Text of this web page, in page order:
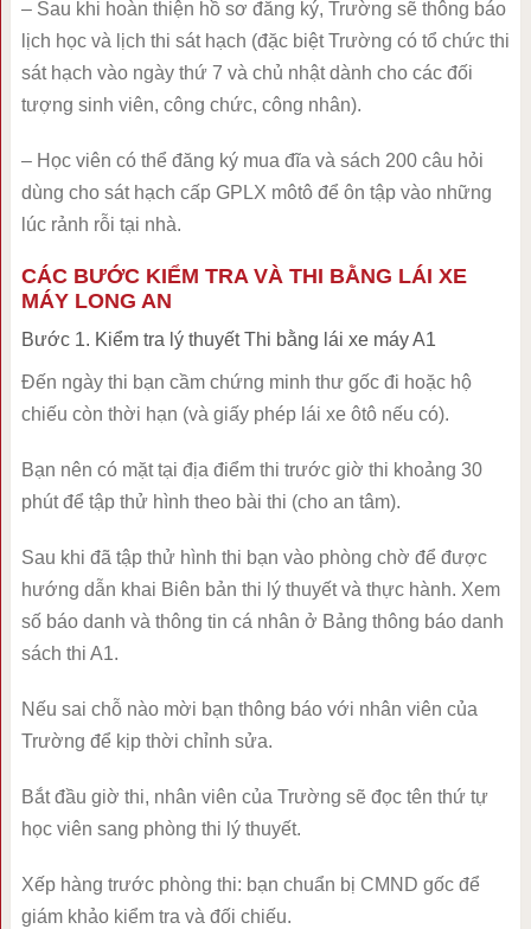
– Sau khi hoàn thiện hồ sơ đăng ký, Trường sẽ thông báo
lịch học và lịch thi sát hạch (đặc biệt Trường có tổ chức thi
sát hạch vào ngày thứ 7 và chủ nhật dành cho các đối
tượng sinh viên, công chức, công nhân).
– Học viên có thể đăng ký mua đĩa và sách 200 câu hỏi
dùng cho sát hạch cấp GPLX môtô để ôn tập vào những
lúc rảnh rỗi tại nhà.
CÁC BƯỚC KIỂM TRA VÀ THI BẰNG LÁI XE
MÁY LONG AN
Bước 1. Kiểm tra lý thuyết Thi bằng lái xe máy A1
Đến ngày thi bạn cầm chứng minh thư gốc đi hoặc hộ
chiếu còn thời hạn (và giấy phép lái xe ôtô nếu có).
Bạn nên có mặt tại địa điểm thi trước giờ thi khoảng 30
phút để tập thử hình theo bài thi (cho an tâm).
Sau khi đã tập thử hình thi bạn vào phòng chờ để được
hướng dẫn khai Biên bản thi lý thuyết và thực hành. Xem
số báo danh và thông tin cá nhân ở Bảng thông báo danh
sách thi A1.
Nếu sai chỗ nào mời bạn thông báo với nhân viên của
Trường để kịp thời chỉnh sửa.
Bắt đầu giờ thi, nhân viên của Trường sẽ đọc tên thứ tự
học viên sang phòng thi lý thuyết.
Xếp hàng trước phòng thi: bạn chuẩn bị CMND gốc để
giám khảo kiểm tra và đối chiếu.